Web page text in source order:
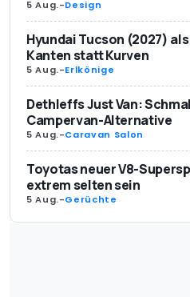
5 Aug.-Design
Hyundai Tucson (2027)
Kanten statt Kurven
5 Aug.-Erlkönige
Dethleffs Just Van:
Campervan-Alternative
5 Aug.-Caravan Salon
Toyotas neuer V8-
extrem selten sein
5 Aug.-Gerüchte